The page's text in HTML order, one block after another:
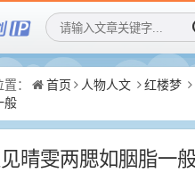
： 首页 人物人文 红楼梦
般
晴雯两腮如胭脂一